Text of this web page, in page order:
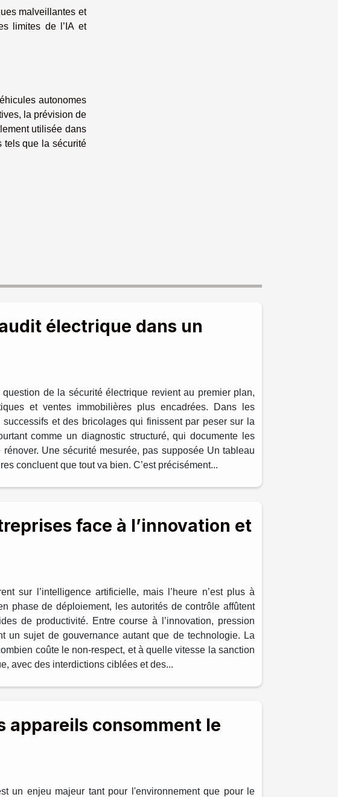
malveillantes et
limites de l’IA et
autonomes
la prévision de
utilisée dans
tels que la sécurité
électrique dans un
de la sécurité électrique revient au premier plan,
et ventes immobilières plus encadrées. Dans les
et des bricolages qui finissent par peser sur la
comme un diagnostic structuré, qui documente les
Une sécurité mesurée, pas supposée Un tableau
concluent que tout va bien. C’est précisément...
face à l’innovation et
sur l’intelligence artificielle, mais l’heure n’est plus à
phase de déploiement, les autorités de contrôle affûtent
de productivité. Entre course à l’innovation, pression
un sujet de gouvernance autant que de technologie. La
coûte le non-respect, et à quelle vitesse la sanction
avec des interdictions ciblées et des...
appareils consomment le
un enjeu majeur tant pour l'environnement que pour le